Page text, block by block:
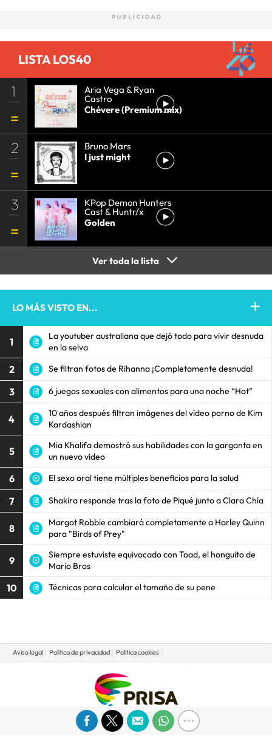
LISTA LOS40
1 Aria Vega & Ryan
Castro
Chévere (Premium mix)
2
Bruno Mars
I just might
3 KPop Demon Hunters
Cast & Huntr/x
Golden
Ver toda la lista
LO MÁS VISTO EN...
1
La youtuber australiana que dejó todo para vivir desnuda
en la selva
2 Se filtran fotos de Rihanna ¡Completamente desnuda!
3 6 juegos sexuales con alimentos para una noche “Hot”
4
10 años después filtran imágenes del vídeo porno de Kim
Kardashian
5
Mia Khalifa demostró sus habilidades con la garganta en
un nuevo video
6 El sexo oral tiene múltiples beneficios para la salud
7 Shakira responde tras la foto de Piqué junto a Clara Chía
8
Margot Robbie cambiará completamente a Harley Quinn
para "Birds of Prey"
9
Siempre estuviste equivocado con Toad, el honguito de
Mario Bros
10 Técnicas para calcular el tamaño de su pene
Aviso legal Política de privacidad Política cookies